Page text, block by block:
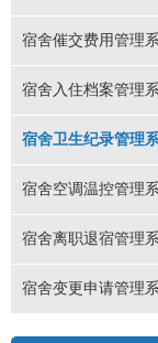
宿舍催交费用管理
宿舍入住档案管理
宿舍卫生纪录管理
宿舍空调温控管理
宿舍离职退宿管理
宿舍变更申请管理